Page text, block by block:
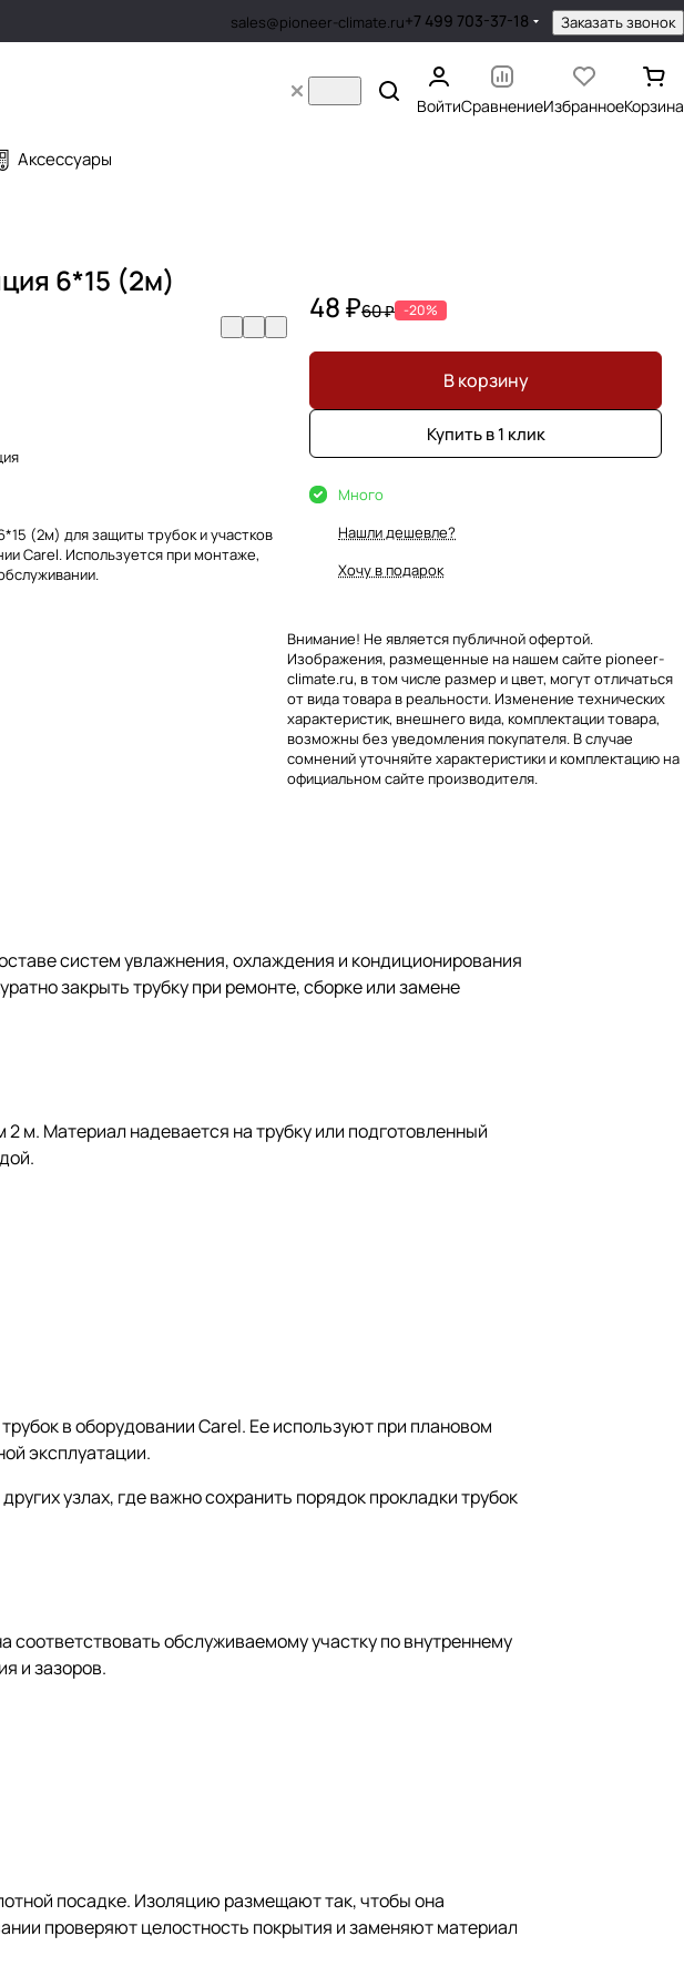
sales@pioneer-climate.ru+7 499 703-37-18 Заказать звонок
ВойтиСравнениеИзбранноеКорзина
Аксессуары
6*15 (2м)
(2м) для защиты трубок и участков
Carel. Используется при монтаже,
48 ₽60 ₽ -20%
В корзину
Купить в 1 клик
Много
Нашли дешевле?
Хочу в подарок
Внимание! Не является публичной офертой.
Изображения, размещенные на нашем сайте pioneer-
climate.ru, в том числе размер и цвет, могут отличаться
от вида товара в реальности. Изменение технических
характеристик, внешнего вида, комплектации товара,
возможны без уведомления покупателя. В случае
сомнений уточняйте характеристики и комплектацию на
официальном сайте производителя.
систем увлажнения, охлаждения и кондиционирования
закрыть трубку при ремонте, сборке или замене
м. Материал надевается на трубку или подготовленный
в оборудовании Carel. Ее используют при плановом
эксплуатации.
узлах, где важно сохранить порядок прокладки трубок
обслуживаемому участку по внутреннему
и зазоров.
посадке. Изоляцию размещают так, чтобы она
проверяют целостность покрытия и заменяют материал